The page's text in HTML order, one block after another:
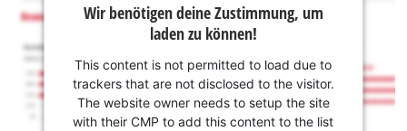
Wir benötigen deine Zustimmung, um
laden zu können!
This content is not permitted to load due to
trackers that are not disclosed to the visitor.
The website owner needs to setup the site
with their CMP to add this content to the list